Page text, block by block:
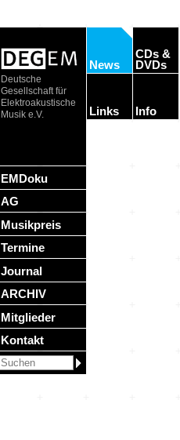
Deutsche
Gesellschaft für
Elektroakustische
Musik e.V.
EMDoku
AG
Musikpreis
Termine
Journal
ARCHIV
Mitglieder
Kontakt
News
CDs &
DVDs
Links Info